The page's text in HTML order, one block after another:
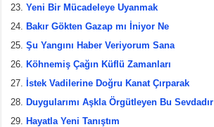
Yeni Bir Mücadeleye Uyanmak
Bakır Gökten Gazap mı İniyor Ne
Şu Yangını Haber Veriyorum Sana
Köhnemiş Çağın Küflü Zamanları
İstek Vadilerine Doğru Kanat Çırparak
Duygularımı Aşkla Örgütleyen Bu Sevdadır
Hayatla Yeni Tanıştım